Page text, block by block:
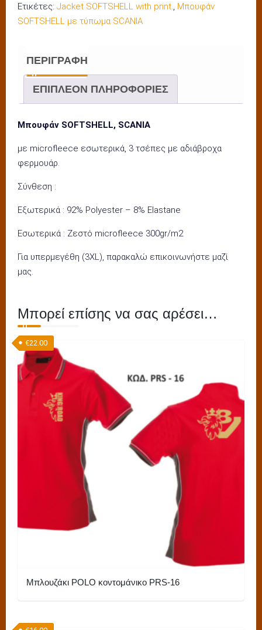
Ετικέτες: Jacket SOFTSHELL with print., Μπουφάν
SOFTSHELL με τύπωμα SCANIA
ΠΕΡΙΓΡΑΦΉ
ΕΠΙΠΛΈΟΝ ΠΛΗΡΟΦΟΡΊΕΣ
Μπουφάν SOFTSHELL, SCANIA
με microfleece εσωτερικά, 3 τσέπες με αδιάβροχα
φερμουάρ.
Σύνθεση :
Εξωτερικά : 92% Polyester – 8% Elastane
Εσωτερικά : Ζεστό microfleece 300gr/m2
Για υπερμεγέθη (3XL), παρακαλώ επικοινωνήστε μαζί
μας.
Μπορεί επίσης να σας αρέσει…
Μπλουζάκι POLO κοντομάνικο PRS-16
€22.00
το